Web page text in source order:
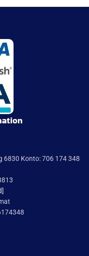
6830 Konto: 706 174 348